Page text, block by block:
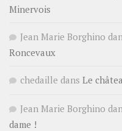
Minervois
Jean Marie Borghino
Roncevaux
chedaille dans Le
Jean Marie Borghino
dame !